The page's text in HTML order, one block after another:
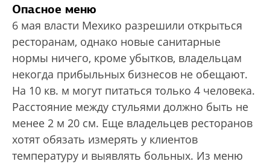
Опасное меню
6 мая власти Мехико разрешили открыться
ресторанам, однако новые санитарные
нормы ничего, кроме убытков, владельцам
некогда прибыльных бизнесов не обещают.
На 10 кв. м могут питаться только 4 человека.
Расстояние между стульями должно быть не
менее 2 м 20 см. Еще владельцев ресторанов
хотят обязать измерять у клиентов
температуру и выявлять больных. Из меню